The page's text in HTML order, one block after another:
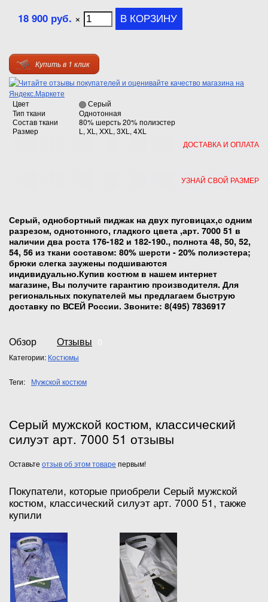
18 900 руб. ×
Купить в 1 клик
Цвет
Серый
Тип ткани
Однотонная
Состав ткани
80% шерсть 20% полиэстер
Размер
L, XL, XXL, 3XL, 4XL
ДОСТАВКА И ОПЛАТА
УЗНАЙ СВОЙ РАЗМЕР
Серый, однобортный пиджак на двух пуговицах,с одним
разрезом, однотонного, гладкого цвета ,арт. 7000 51 в
наличии два роста 176-182 и 182-190., полнота 48, 50, 52,
54, 56 из ткани составом: 80% шерсти - 20% полиэстера;
брюки слегка заужены подшиваются
индивидуально.Купив костюм в нашем интернет
магазине, Вы получите гарантию производителя. Для
региональных покупателей мы предлагаем быструю
доставку по ВСЕЙ России. Звоните: 8(495) 7836917
Обзор Отзывы
Категории: Костюмы
Теги: Мужской костюм
Серый мужской костюм, классический
силуэт арт. 7000 51 отзывы
Оставьте отзыв об этом товаре первым!
Покупатели, которые приобрели Серый мужской
костюм, классический силуэт арт. 7000 51, также
купили